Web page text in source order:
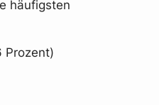
häufigsten
Prozent)